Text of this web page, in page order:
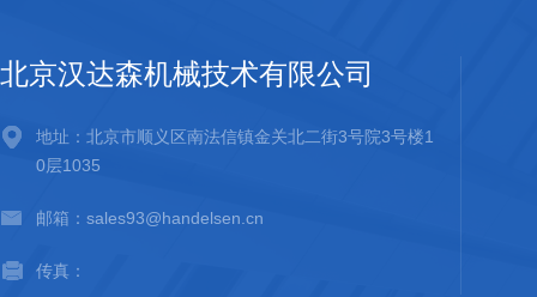
北京汉达森机械技术有限公司
地址：北京市顺义区南法信镇金关北二街3号院3号楼1
0层1035
邮箱：sales93@handelsen.cn
传真：